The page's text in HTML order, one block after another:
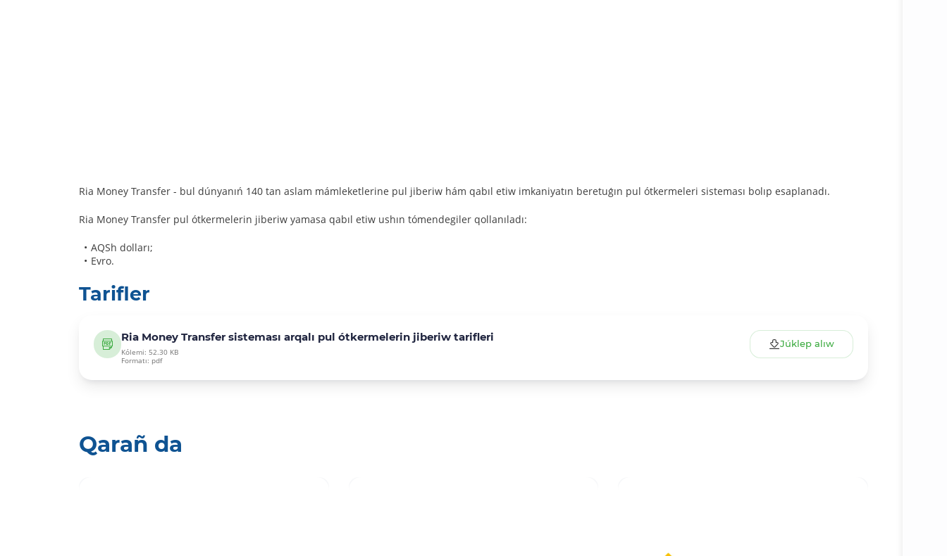
Ria Money Transfer - bul dúnyanıń 140 tan aslam mámleketlerine pul jiberiw hám qabıl etiw imkaniyatın beretuǵın pul ótkermeleri sisteması bolıp esaplanadı.
Ria Money Transfer pul ótkermelerin jiberiw yamasa qabıl etiw ushın tómendegiler qollanıladı:
AQSh dolları;
Evro.
Tarifler
Ria Money Transfer sisteması arqalı pul ótkermelerin jiberiw tarifleri
Kólemi: 52.30 KB
Formatı: pdf
Júklep alıw
Qarañ da